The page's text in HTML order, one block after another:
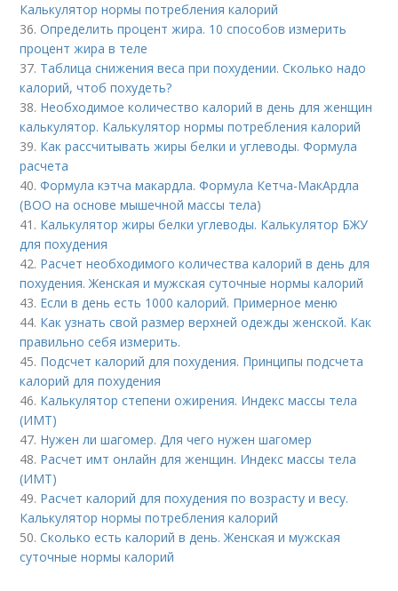
Калькулятор нормы потребления калорий
36.Определить процент жира. 10 способов измерить
процент жира в теле
37. Таблица снижения веса при похудении. Сколько надо
калорий, чтоб похудеть?
38. Необходимое количество калорий в день для женщин
калькулятор. Калькулятор нормы потребления калорий
39. Как рассчитывать жиры белки и углеводы. Формула
расчета
40.Формула кэтча макардла. Формула Кетча-МакАрдла
(ВОО на основе мышечной массы тела)
41. Калькулятор жиры белки углеводы. Калькулятор БЖУ
для похудения
42. Расчет необходимого количества калорий в день для
похудения. Женская и мужская суточные нормы калорий
43. Если в день есть 1000 калорий. Примерное меню
44. Как узнать свой размер верхней одежды женской. Как
правильно себя измерить.
45. Подсчет калорий для похудения. Принципы подсчета
калорий для похудения
46. Калькулятор степени ожирения. Индекс массы тела
(ИМТ)
47. Нужен ли шагомер. Для чего нужен шагомер
48. Расчет имт онлайн для женщин. Индекс массы тела
(ИМТ)
49. Расчет калорий для похудения по возрасту и весу.
Калькулятор нормы потребления калорий
50.Сколько есть калорий в день. Женская и мужская
суточные нормы калорий